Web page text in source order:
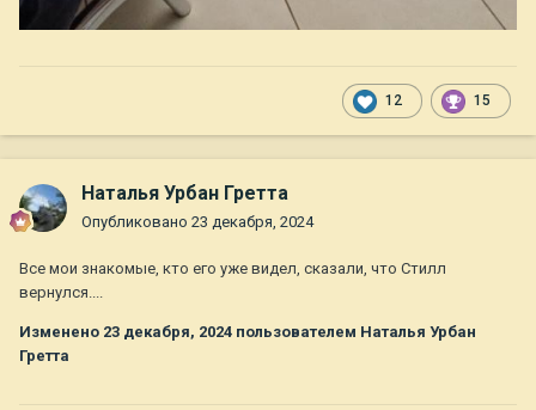
12 15
Наталья Урбан Гретта
Опубликовано 23 декабря, 2024
Все мои знакомые, кто его уже видел, сказали, что Стилл
вернулся....
Изменено 23 декабря, 2024 пользователем Наталья Урбан
Гретта